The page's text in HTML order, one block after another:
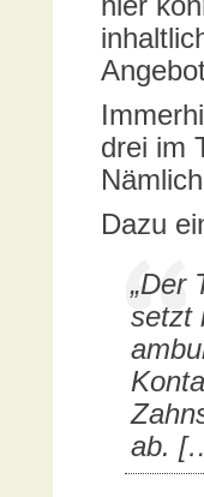
drei im
Dazu
„Der
setzt
ab.